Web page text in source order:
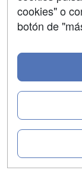
cookies" o
botón de